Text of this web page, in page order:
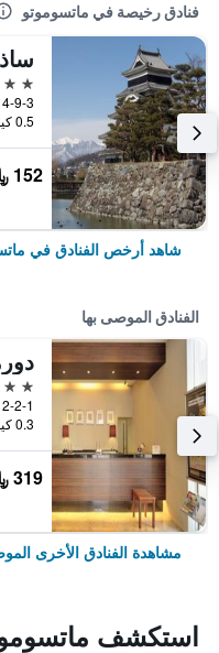
فنادق رخيصة في ماتسوموتو
3 نجوم
4-9-3 Ote, ماتسوموتو, اليابان
0.5 كيلومتر عن وسط المدينة
152 ﷼
شاهد أرخص الفنادق في
الفنادق الموصى بها
3 نجوم
0.3 كيلومتر عن وسط المدينة
319 ﷼
مشاهدة الفنادق الأخرى
استكشف